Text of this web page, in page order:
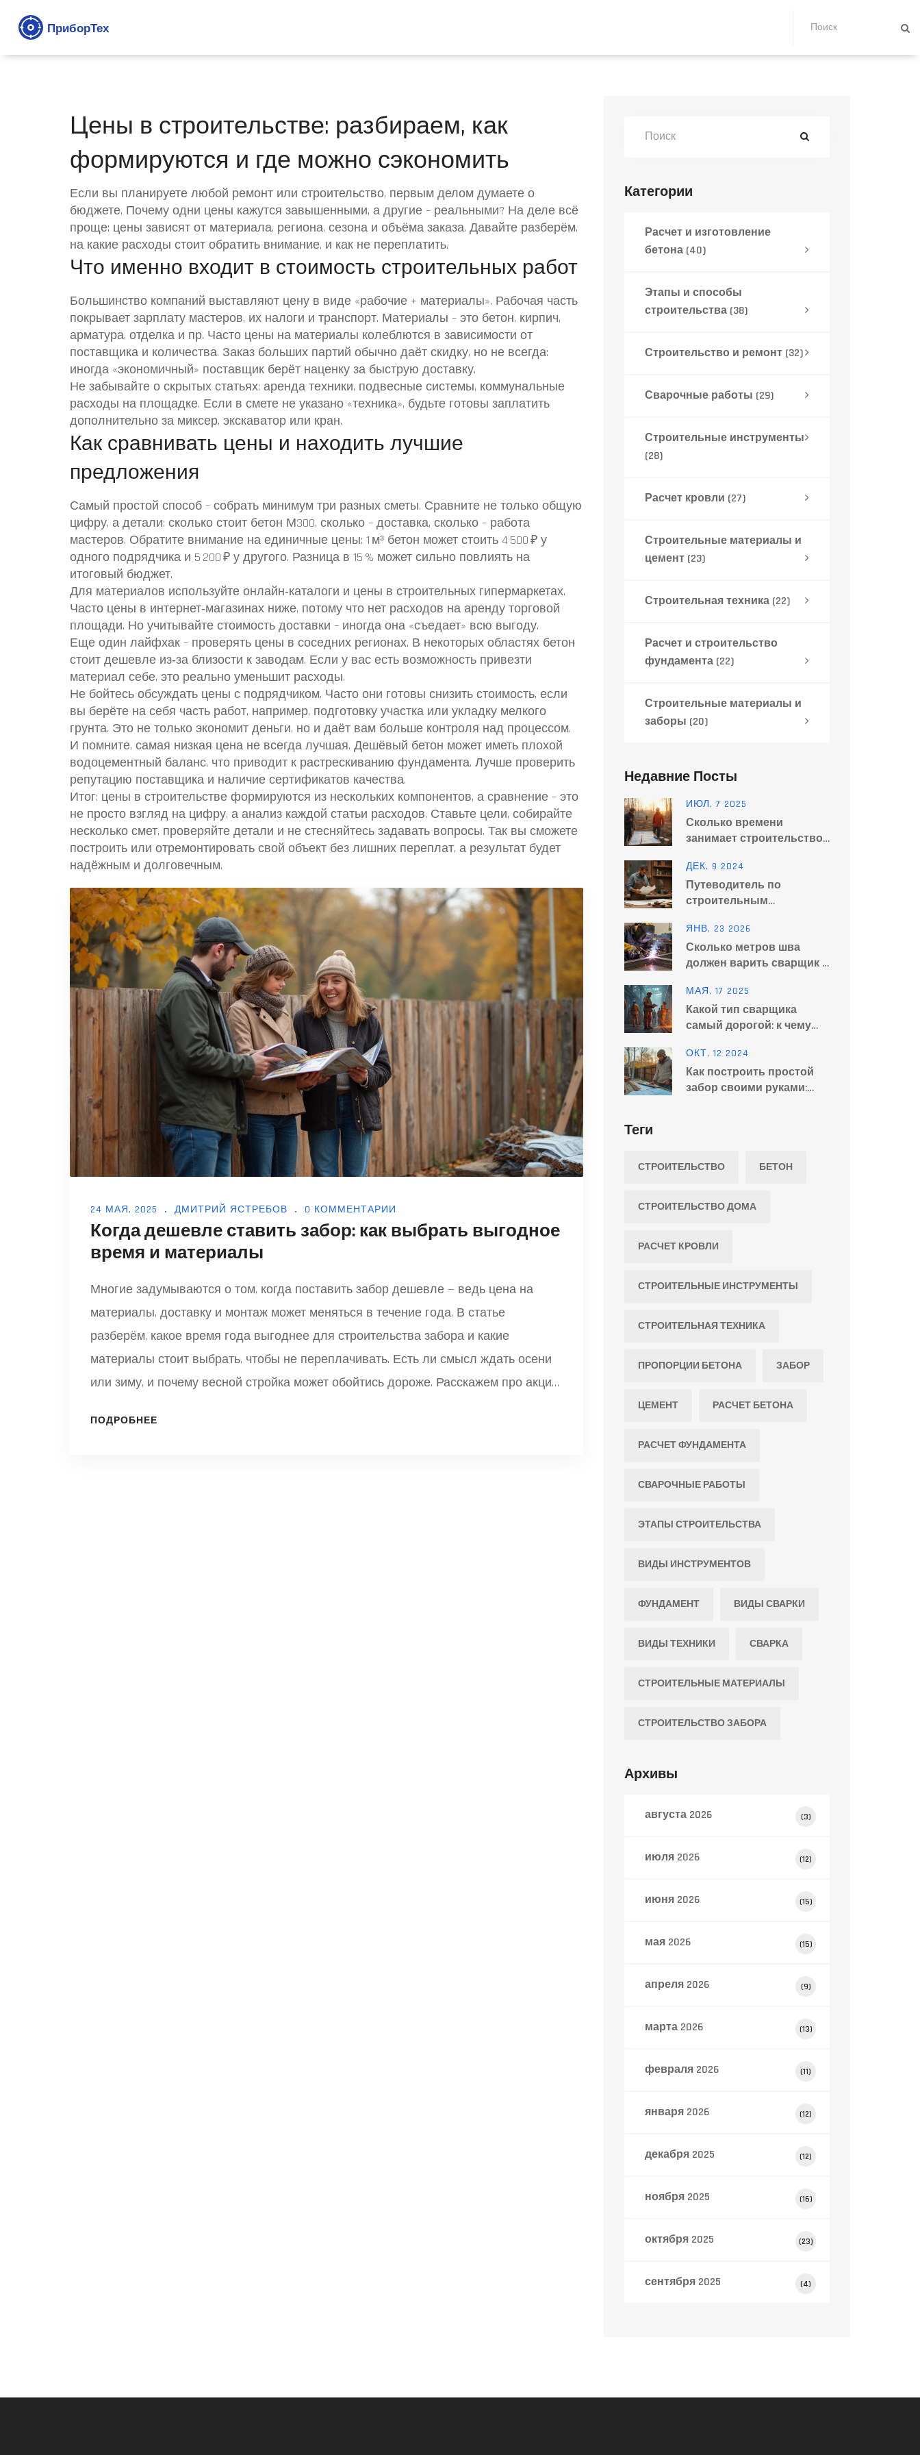
Цены в строительстве: разбираем, как
формируются и где можно сэкономить
Если вы планируете любой ремонт или строительство, первым делом думаете о
бюджете. Почему одни цены кажутся завышенными, а другие – реальными? На деле всё
проще: цены зависят от материала, региона, сезона и объёма заказа. Давайте разберём,
на какие расходы стоит обратить внимание, и как не переплатить.
Что именно входит в стоимость строительных работ
Большинство компаний выставляют цену в виде «рабочие + материалы». Рабочая часть
покрывает зарплату мастеров, их налоги и транспорт. Материалы – это бетон, кирпич,
арматура, отделка и пр. Часто цены на материалы колеблются в зависимости от
поставщика и количества. Заказ больших партий обычно даёт скидку, но не всегда:
иногда «экономичный» поставщик берёт наценку за быструю доставку.
Не забывайте о скрытых статьях: аренда техники, подвесные системы, коммунальные
расходы на площадке. Если в смете не указано «техника», будьте готовы заплатить
дополнительно за миксер, экскаватор или кран.
Как сравнивать цены и находить лучшие
предложения
Самый простой способ – собрать минимум три разных сметы. Сравните не только общую
цифру, а детали: сколько стоит бетон М300, сколько – доставка, сколько – работа
мастеров. Обратите внимание на единичные цены: 1 м³ бетон может стоить 4 500 ₽ у
одного подрядчика и 5 200 ₽ у другого. Разница в 15 % может сильно повлиять на
итоговый бюджет.
Для материалов используйте онлайн‑каталоги и цены в строительных гипермаркетах.
Часто цены в интернет‑магазинах ниже, потому что нет расходов на аренду торговой
площади. Но учитывайте стоимость доставки – иногда она «съедает» всю выгоду.
Еще один лайфхак – проверять цены в соседних регионах. В некоторых областях бетон
стоит дешевле из‑за близости к заводам. Если у вас есть возможность привезти
материал себе, это реально уменьшит расходы.
Не бойтесь обсуждать цены с подрядчиком. Часто они готовы снизить стоимость, если
вы берёте на себя часть работ, например, подготовку участка или укладку мелкого
грунта. Это не только экономит деньги, но и даёт вам больше контроля над процессом.
И помните, самая низкая цена не всегда лучшая. Дешёвый бетон может иметь плохой
водоцементный баланс, что приводит к растрескиванию фундамента. Лучше проверить
репутацию поставщика и наличие сертификатов качества.
Итог: цены в строительстве формируются из нескольких компонентов, а сравнение – это
не просто взгляд на цифру, а анализ каждой статьи расходов. Ставьте цели, собирайте
несколько смет, проверяйте детали и не стесняйтесь задавать вопросы. Так вы сможете
построить или отремонтировать свой объект без лишних переплат, а результат будет
надёжным и долговечным.
24 МАЯ, 2025 ДМИТРИЙ ЯСТРЕБОВ 0 КОММЕНТАРИИ
Когда дешевле ставить забор: как выбрать выгодное
время и материалы
Многие задумываются о том, когда поставить забор дешевле — ведь цена на
материалы, доставку и монтаж может меняться в течение года. В статье
разберём, какое время года выгоднее для строительства забора и какие
материалы стоит выбрать, чтобы не переплачивать. Есть ли смысл ждать осени
или зиму, и почему весной стройка может обойтись дороже. Расскажем про акции,
честно и по делу.
ПОДРОБНЕЕ
Категории
Расчет и изготовление
бетона (40)
Этапы и способы
строительства (38)
Строительство и ремонт (32)
Сварочные работы (29)
Строительные инструменты
(28)
Расчет кровли (27)
Строительные материалы и
цемент (23)
Строительная техника (22)
Расчет и строительство
фундамента (22)
Строительные материалы и
заборы (20)
Недавние Посты
ИЮЛ, 7 2025
Сколько времени
занимает строительство
нюансы этапов работ
ДЕК, 9 2024
Путеводитель по
строительным
мастеров всех уровней
ЯНВ, 23 2026
Сколько метров шва
должен варить сварщик в
реальные цифры
МАЯ, 17 2025
Какой тип сварщика
самый дорогой: к чему
ОКТ, 12 2024
Как построить простой
забор своими руками:
Теги
СТРОИТЕЛЬСТВО БЕТОН
СТРОИТЕЛЬСТВО ДОМА
РАСЧЕТ КРОВЛИ
СТРОИТЕЛЬНЫЕ ИНСТРУМЕНТЫ
СТРОИТЕЛЬНАЯ ТЕХНИКА
ПРОПОРЦИИ БЕТОНА ЗАБОР
ЦЕМЕНТ РАСЧЕТ БЕТОНА
РАСЧЕТ ФУНДАМЕНТА
СВАРОЧНЫЕ РАБОТЫ
ЭТАПЫ СТРОИТЕЛЬСТВА
ВИДЫ ИНСТРУМЕНТОВ
ФУНДАМЕНТ ВИДЫ СВАРКИ
ВИДЫ ТЕХНИКИ СВАРКА
СТРОИТЕЛЬНЫЕ МАТЕРИАЛЫ
СТРОИТЕЛЬСТВО ЗАБОРА
Архивы
августа 2026 (3)
июля 2026 (12)
июня 2026 (15)
мая 2026 (15)
апреля 2026 (9)
марта 2026 (13)
февраля 2026 (11)
января 2026 (12)
декабря 2025 (12)
ноября 2025 (16)
октября 2025 (23)
сентября 2025 (4)